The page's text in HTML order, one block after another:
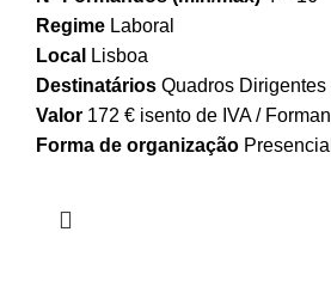
Regime Laboral
Local
Lisboa
Destinatários Quadros
Valor 172 € isento de IVA /
Forma de organização